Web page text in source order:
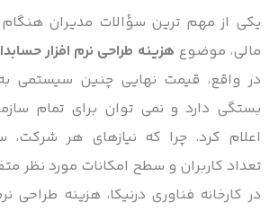
یکی از مهم ترین سؤالات مدیران هنگام
مالی، موضوعهزینه طراحی نرم افزار
در واقع، قیمت نهایی چنین سیستمی
بستگی دارد و نمی توان برای تمام
اعلام کرد. چرا که نیازهای هر شرکت،
تعداد کاربران و سطح امکانات مورد نظر
در کارخانه فناوری درنیکا، هزینه طراحی